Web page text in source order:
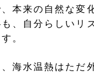
本来の自然な変
、自分らしいリ
。
海水温熱はただ